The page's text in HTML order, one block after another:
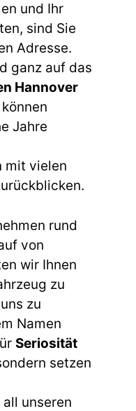
und Ihr
sind Sie
Adresse.
ganz auf das
Hannover
Jahre
mit vielen
rund
von
wir Ihnen
zu
zu
Namen
Seriosität
setzen
unseren